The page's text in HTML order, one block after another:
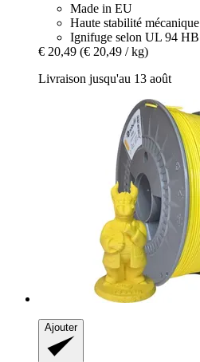
Made in EU
Haute stabilité mécanique
Ignifuge selon UL 94 HB
€ 20,49 (€ 20,49 / kg)
Livraison jusqu'au 13 août
Ajouter